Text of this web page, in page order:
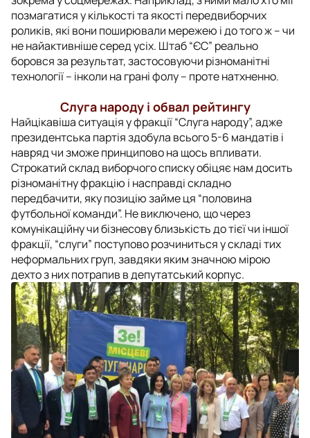
позмагатися у кількості та якості передвиборчих
роликів, які вони поширювали мережею і до того ж – чи
не найактивніше серед усіх. Штаб “ЄС” реально
боровся за результат, застосовуючи різноманітні
технології – інколи на грані фолу – проте натхненно.
Слуга народу і обвал рейтингу
Найцікавіша ситуація у фракції “Слуга народу”, адже
президентська партія здобула всього 5-6 мандатів і
навряд чи зможе принципово на щось впливати.
Строкатий склад виборчого списку обіцяє нам досить
різноманітну фракцію і насправді складно
передбачити, яку позицію займе ця “половина
футбольної команди”. Не виключено, що через
комунікаційну чи бізнесову близькість до тієї чи іншої
фракції, “слуги” поступово розчиниться у складі тих
неформальних груп, завдяки яким значною мірою
дехто з них потрапив в депутатський корпус.